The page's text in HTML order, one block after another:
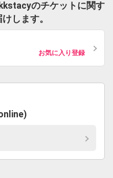
のチケットに関す
します。
お気に入り登録